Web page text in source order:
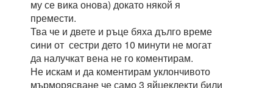
му се вика онова) докато някой я
премести.
Тва че и двете и ръце бяха дълго време
сини от сестри дето 10 минути не могат
да налучкат вена не го коментирам.
Не искам и да коментирам уклончивото
мърморясване че само 3 яйцеклекти били